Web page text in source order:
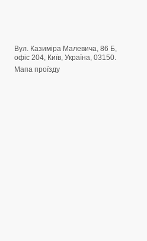
Вул. Казиміра Малевича, 86 Б,
офіс 204, Київ, Україна, 03150.
Мапа проїзду